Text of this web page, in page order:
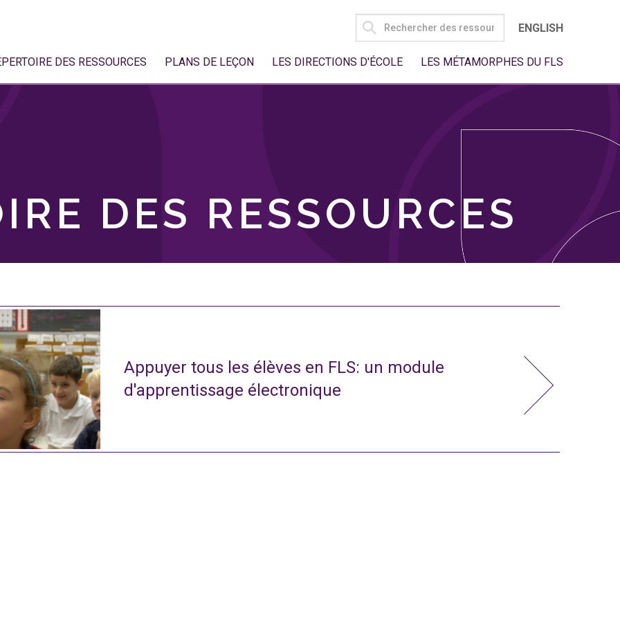
SEARCH
FOR:
ENGLISH
DES RESSOURCES PLANS DE LEÇON LES DIRECTIONS D'ÉCOLE LES MÉTAMORPHES DU FLS
DES RESSOURCES
Appuyer tous les élèves en FLS: un module
d'apprentissage électronique